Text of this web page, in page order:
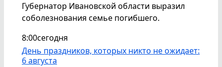
Губернатор Ивановской области выразил
соболезнования семье погибшего.
8:00сегодня
День праздников, которых никто не ожидает:
6 августа